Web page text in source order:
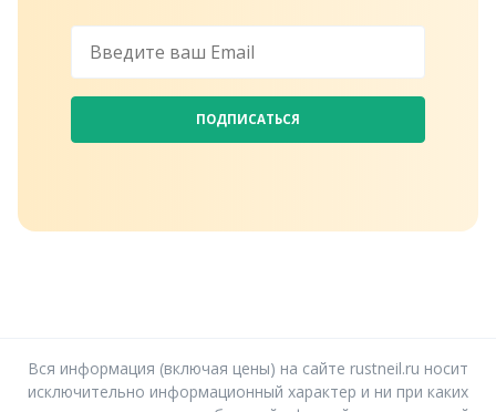
ПОДПИСАТЬСЯ
Вся информация (включая цены) на сайте rustneil.ru носит
исключительно информационный характер и ни при каких